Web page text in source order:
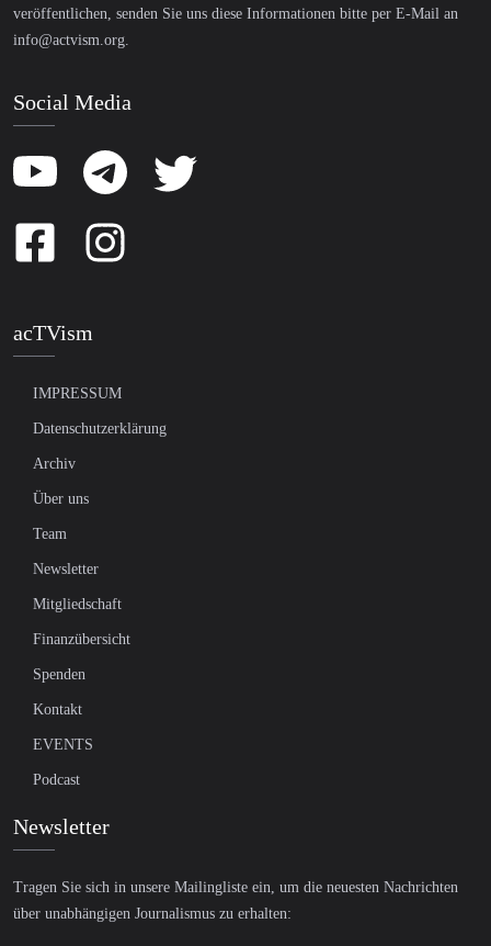
veröffentlichen, senden Sie uns diese Informationen bitte per E-Mail an
info@actvism.org.
Social Media
acTVism
IMPRESSUM
Datenschutzerklärung
Archiv
Über uns
Team
Newsletter
Mitgliedschaft
Finanzübersicht
Spenden
Kontakt
EVENTS
Podcast
Newsletter
Tragen Sie sich in unsere Mailingliste ein, um die neuesten Nachrichten
über unabhängigen Journalismus zu erhalten: